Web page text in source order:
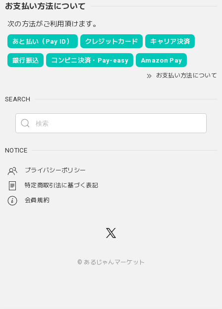
お支払い方法について
次の方法がご利用頂けます。
あと払い（Pay ID） クレジットカード キャリア決済
銀行振込 コンビニ決済・Pay-easy Amazon Pay
お支払い方法について
SEARCH
NOTICE
プライバシーポリシー
特定商取引法に基づく表記
会員規約
© あるじゃんマーケット